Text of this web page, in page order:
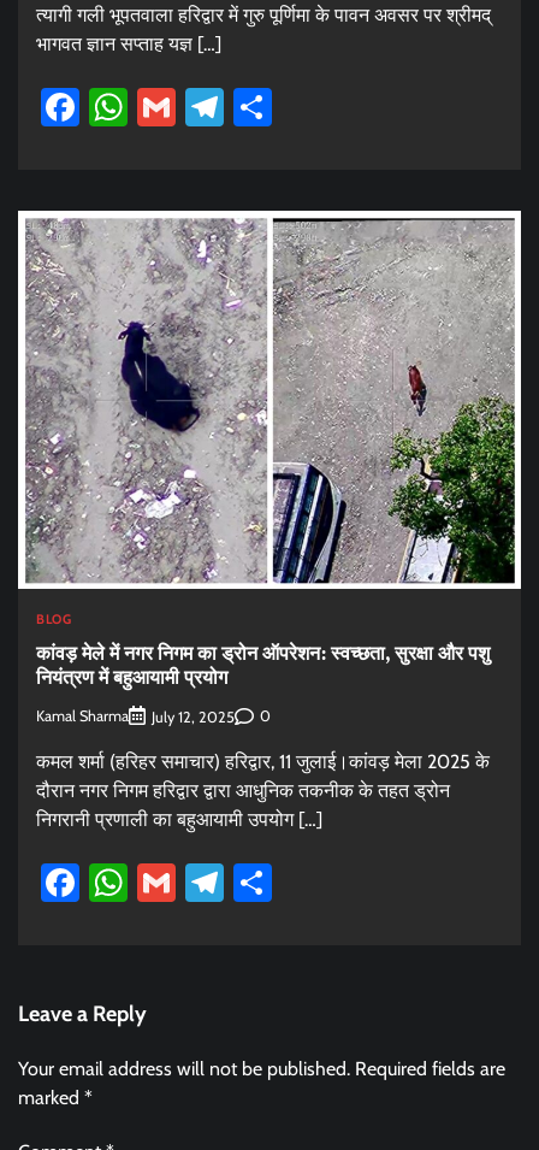
त्यागी गली भूपतवाला हरिद्वार में गुरु पूर्णिमा के पावन अवसर पर श्रीमद्
भागवत ज्ञान सप्ताह यज्ञ […]
Facebook
WhatsApp
GmailTelegram
BLOG
कांवड़ मेले में नगर निगम का ड्रोन ऑपरेशन: स्वच्छता, सुरक्षा और पशु
नियंत्रण में बहुआयामी प्रयोग
Kamal Sharma July 12, 2025 0
कमल शर्मा (हरिहर समाचार) हरिद्वार, 11 जुलाई।कांवड़ मेला 2025 के
दौरान नगर निगम हरिद्वार द्वारा आधुनिक तकनीक के तहत ड्रोन
निगरानी प्रणाली का बहुआयामी उपयोग […]
Facebook
WhatsApp
GmailTelegram
Leave a Reply
Your email address will not be published. Required fields are
marked *